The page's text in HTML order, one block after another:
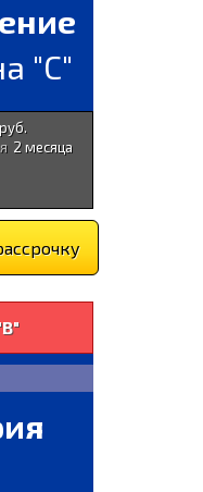
"С"
2 месяца